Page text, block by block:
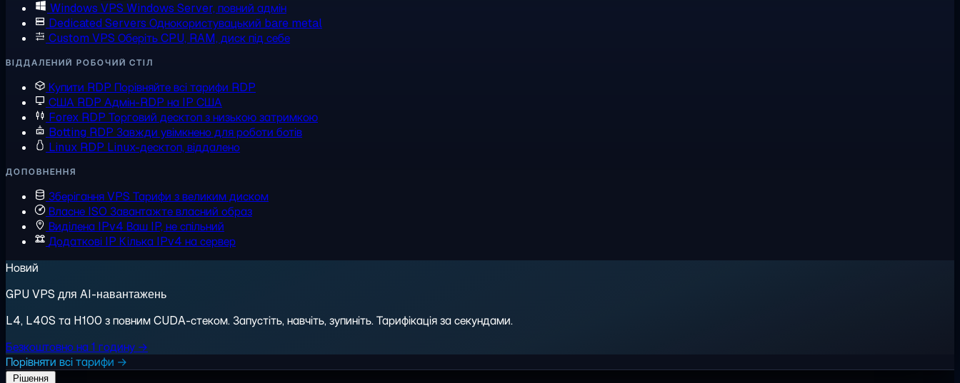
Windows VPS Windows Server, повний адмін
Dedicated Servers Однокористувацький bare metal
Custom VPS Оберіть CPU, RAM, диск під себе
ВІДДАЛЕНИЙ РОБОЧИЙ СТІЛ
Купити RDP Порівняйте всі тарифи RDP
США RDP Адмін-RDP на IP США
Forex RDP Торговий десктоп з низькою затримкою
Botting RDP Завжди увімкнено для роботи ботів
Linux RDP Linux-десктоп, віддалено
ДОПОВНЕННЯ
Зберігання VPS Тарифи з великим диском
Власне ISO Завантажте власний образ
Виділена IPv4 Ваш IP, не спільний
Додаткові IP Кілька IPv4 на сервер
Новий
GPU VPS для AI-навантажень
L4, L40S та H100 з повним CUDA-стеком. Запустіть, навчіть, зупиніть. Тарифікація за секундами.
Безкоштовно на 1 годину →
Порівняти всі тарифи →